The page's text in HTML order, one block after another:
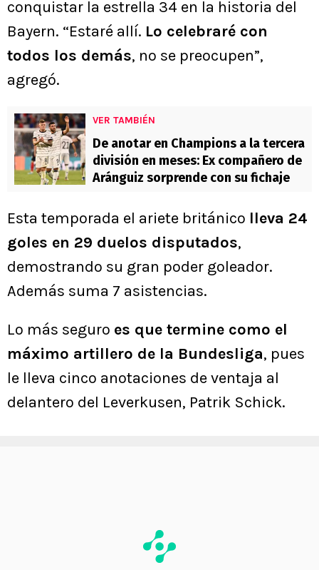
conquistar la estrella 34 en la historia del
Bayern. “Estaré allí. Lo celebraré con
todos los demás, no se preocupen”,
agregó.
VER TAMBIÉN
De anotar en Champions a la tercera
división en meses: Ex compañero de
Aránguiz sorprende con su fichaje
Esta temporada el ariete británico lleva 24
goles en 29 duelos disputados,
demostrando su gran poder goleador.
Además suma 7 asistencias.
Lo más seguro es que termine como el
máximo artillero de la Bundesliga, pues
le lleva cinco anotaciones de ventaja al
delantero del Leverkusen, Patrik Schick.